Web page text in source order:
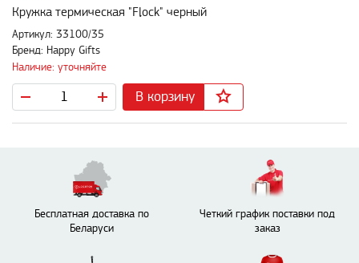
Кружка термическая "Flock" черный
Артикул: 33100/35
Бренд: Happy Gifts
Наличие: уточняйте
В корзину
Бесплатная доставка по
Беларуси
Четкий график поставки под
заказ